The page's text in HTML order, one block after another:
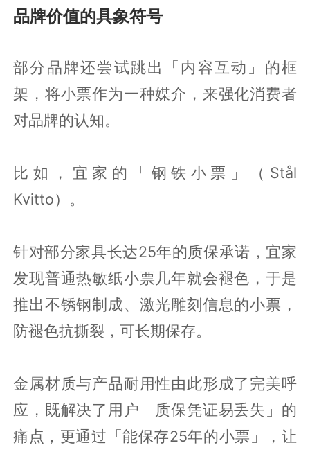
品牌价值的具象符号
部分品牌还尝试跳出「内容互动」的框
架，将小票作为一种媒介，来强化消费者
对品牌的认知。
比如，宜家的「钢铁小票」（Stål
Kvitto）。
针对部分家具长达25年的质保承诺，宜家
发现普通热敏纸小票几年就会褪色，于是
推出不锈钢制成、激光雕刻信息的小票，
防褪色抗撕裂，可长期保存。
金属材质与产品耐用性由此形成了完美呼
应，既解决了用户「质保凭证易丢失」的
痛点，更通过「能保存25年的小票」，让